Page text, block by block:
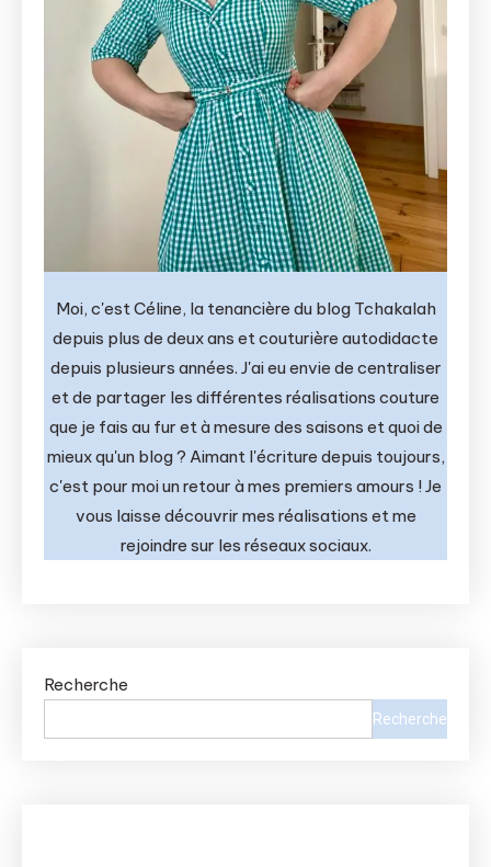
Moi, c'est Céline, la tenancière du blog Tchakalah
depuis plus de deux ans et couturière autodidacte
depuis plusieurs années. J'ai eu envie de centraliser
et de partager les différentes réalisations couture
que je fais au fur et à mesure des saisons et quoi de
mieux qu'un blog ? Aimant l'écriture depuis toujours,
c'est pour moi un retour à mes premiers amours ! Je
vous laisse découvrir mes réalisations et me
rejoindre sur les réseaux sociaux.
Recherche
Recherche